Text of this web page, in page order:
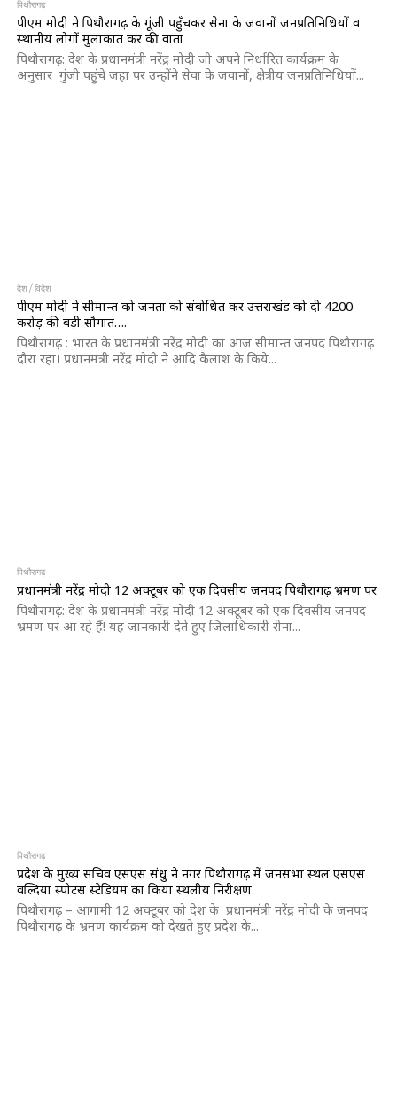
पिथौरागढ़
पीएम मोदी ने पिथौरागढ़ के गूंजी पहुँचकर सेना के जवानों जनप्रतिनिधियों व
स्थानीय लोगों मुलाकात कर की वार्ता
पिथौरागढ़: देश के प्रधानमंत्री नरेंद्र मोदी जी अपने निर्धारित कार्यक्रम के
अनुसार गुंजी पहुंचे जहां पर उन्होंने सेवा के जवानों, क्षेत्रीय जनप्रतिनिधियों...
देश / विदेश
पीएम मोदी ने सीमान्त को जनता को संबोधित कर उत्तराखंड को दी 4200
करोड़ की बड़ी सौगात….
पिथौरागढ़ : भारत के प्रधानमंत्री नरेंद्र मोदी का आज सीमान्त जनपद पिथौरागढ़
दौरा रहा। प्रधानमंत्री नरेंद्र मोदी ने आदि कैलाश के किये...
पिथौरागढ़
प्रधानमंत्री नरेंद्र मोदी 12 अक्टूबर को एक दिवसीय जनपद पिथौरागढ़ भ्रमण पर
पिथौरागढ़: देश के प्रधानमंत्री नरेंद्र मोदी 12 अक्टूबर को एक दिवसीय जनपद
भ्रमण पर आ रहे हैं! यह जानकारी देते हुए जिलाधिकारी रीना...
पिथौरागढ़
प्रदेश के मुख्य सचिव एसएस संधु ने नगर पिथौरागढ़ में जनसभा स्थल एसएस
वल्दिया स्पोर्टस स्टेडियम का किया स्थलीय निरीक्षण
पिथौरागढ़ – आगामी 12 अक्टूबर को देश के प्रधानमंत्री नरेंद्र मोदी के जनपद
पिथौरागढ़ के भ्रमण कार्यक्रम को देखते हुए प्रदेश के...